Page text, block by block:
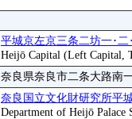
平城京左京三条二坊一･二
Heijō Capital (Left Capital,
奈良県奈良市二条大路南
奈良国立文化財研究所平
Department of Heijō Palace